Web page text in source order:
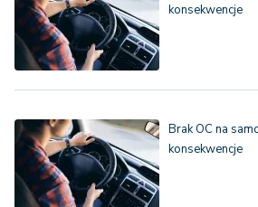
konsekwencje
Brak OC na
konsekwencje